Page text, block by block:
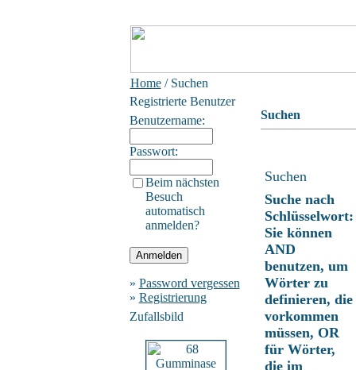
Home/ Suchen
Registrierte Benutzer
Benutzername:
Passwort:
Beim nächsten
Besuch
automatisch
anmelden?
» Password vergessen
» Registrierung
Zufallsbild
Suchen
Suchen
Suche nach
Schlüsselwort:
Sie können
AND
benutzen, um
Wörter zu
definieren, die
vorkommen
müssen, OR
für Wörter,
die im